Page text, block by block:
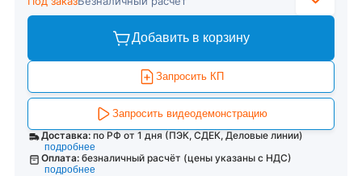
Добавить в корзину
Запросить КП
Запросить видеодемонстрацию
Доставка: по РФ от 1 дня (ПЭК, СДЕК, Деловые линии)
подробнее
Оплата: безналичный расчёт (цены указаны с НДС)
подробнее